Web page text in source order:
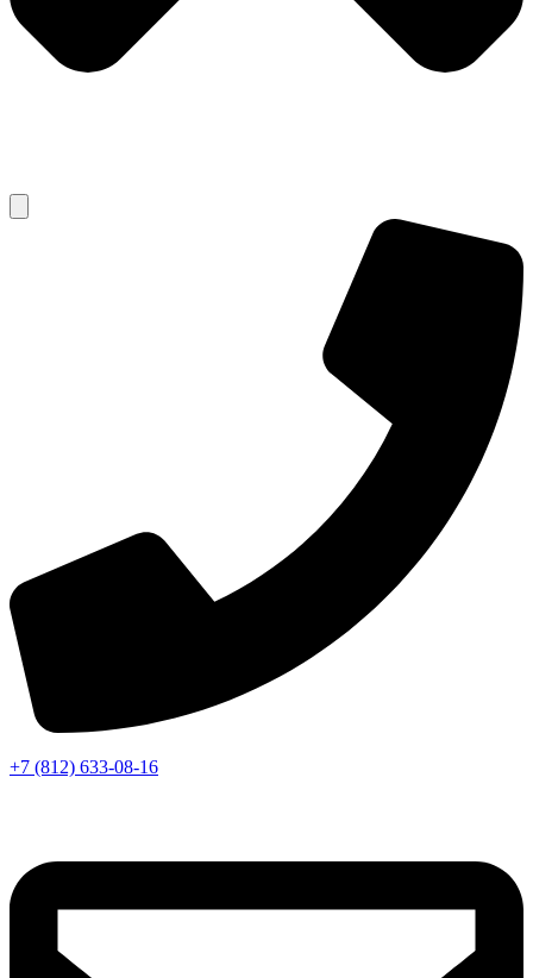
+7 (812) 633-08-16